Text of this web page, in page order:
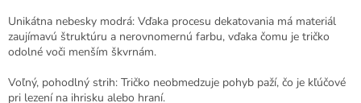
Unikátna nebesky modrá: Vďaka procesu dekatovania má materiál
zaujímavú štruktúru a nerovnomernú farbu, vďaka čomu je tričko
odolné voči menším škvrnám.
Voľný, pohodlný strih: Tričko neobmedzuje pohyb paží, čo je kľúčové
pri lezení na ihrisku alebo hraní.